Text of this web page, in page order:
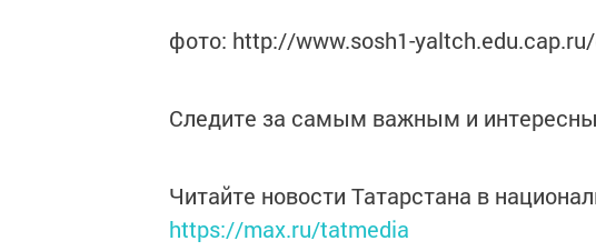
фото: http://www.sosh1-
Следите за самым важным и
Читайте новости Татарстана в
https://max.ru/tatmedia